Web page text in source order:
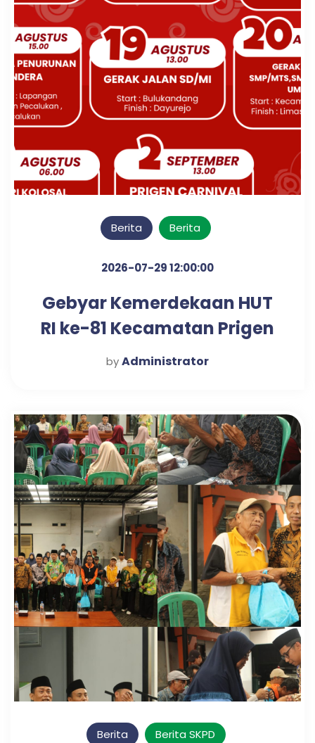
Berita Berita
2026-07-29 12:00:00
Gebyar Kemerdekaan HUT
RI ke-81 Kecamatan Prigen
Siap Semarakkan Bulan
byAdministrator
Berita Berita SKPD